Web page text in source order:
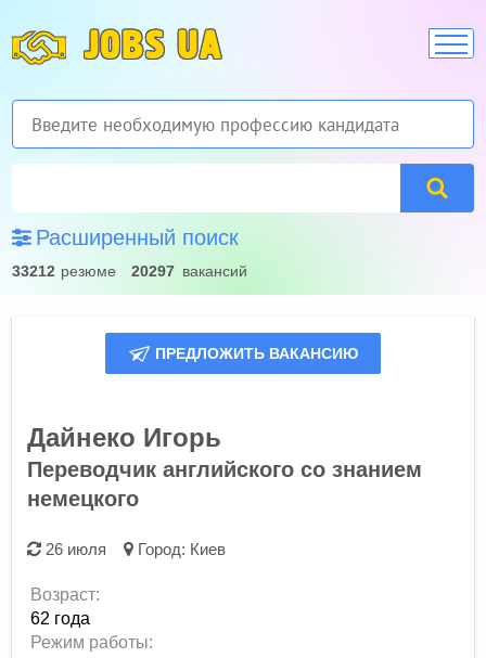
JOBS UA
Расширенный поиск
33212 резюме 20297 вакансий
ПРЕДЛОЖИТЬ ВАКАНСИЮ
Дайнеко Игорь
Переводчик английского со знанием
немецкого
26 июля Город: Киев
Возраст:
62 года
Режим работы: